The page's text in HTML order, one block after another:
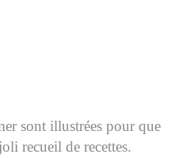
sont illustrées pour que
recueil de recettes.